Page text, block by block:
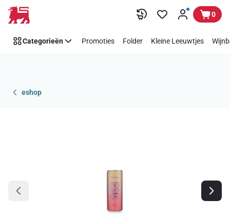
Overslaan 0
Categorieën Promoties Folder Kleine Leeuwtjes
eshop